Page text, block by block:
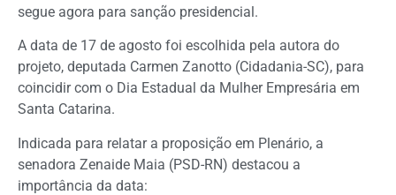
segue agora para sanção presidencial.
A data de 17 de agosto foi escolhida pela autora do
projeto, deputada Carmen Zanotto (Cidadania-SC), para
coincidir com o Dia Estadual da Mulher Empresária em
Santa Catarina.
Indicada para relatar a proposição em Plenário, a
senadora Zenaide Maia (PSD-RN) destacou a
importância da data: